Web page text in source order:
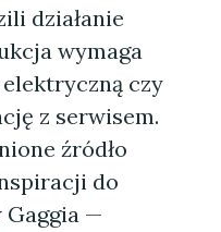
działanie
wymaga
czy
z serwisem.
źródło
do
—